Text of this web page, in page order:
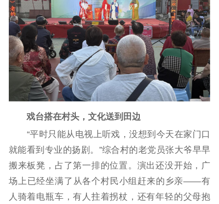
江苏文脉
资料下载
新闻宣传
主题宣传 对外宣传
新闻发布
记者之家
品牌栏目
文化文艺
精品生产 文化惠民
文化交流
体制改革
文化产业
紫金文化艺术节
品牌活动 紫艺舞台
精神文明
文明创建 文明实践
文明培育
戏台搭在村头，文化送到田边
“平时只能从电视上听戏，没想到今天在家门口
就能看到专业的扬剧。”综合村的老党员张大爷早早
搬来板凳，占了第一排的位置。演出还没开始，广
场上已经坐满了从各个村民小组赶来的乡亲——有
人骑着电瓶车，有人拄着拐杖，还有年轻的父母抱